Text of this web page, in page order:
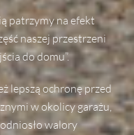
patrzymy na efekt
naszej przestrzeni
do domu”.
lepszą ochronę przed
w okolicy garażu,
walory